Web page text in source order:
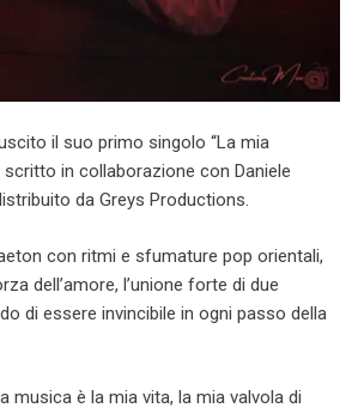
il suo primo singolo “La mia
scritto in collaborazione con Daniele
da Greys Productions.
con ritmi e sfumature pop orientali,
dell’amore, l’unione forte di due
di essere invincibile in ogni passo della
musica è la mia vita, la mia valvola di